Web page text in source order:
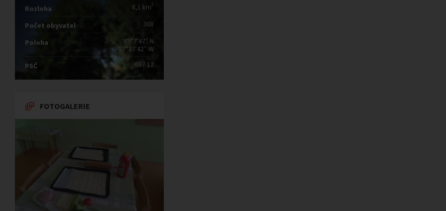
Rozloha 8,1 km2
Počet obyvatel 308
Poloha
49°7′47″ N
17°37′42″ W
PSČ
687 12
FOTOGALERIE